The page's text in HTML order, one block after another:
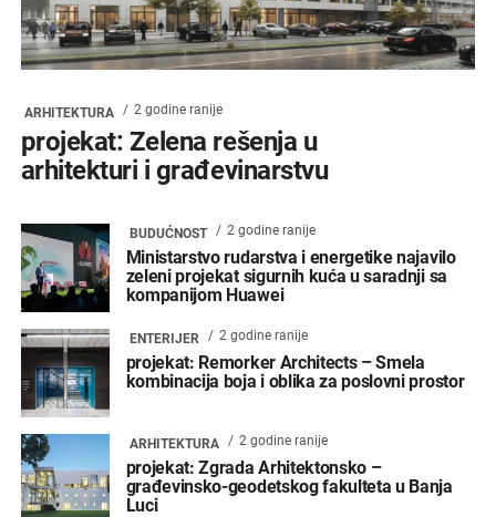
ARHITEKTURA 2 godine ranije
projekat: Zelena rešenja u
arhitekturi i građevinarstvu
BUDUĆNOST 2 godine ranije
Ministarstvo rudarstva i energetike najavilo
zeleni projekat sigurnih kuća u saradnji sa
kompanijom Huawei
ENTERIJER 2 godine ranije
projekat: Remorker Architects – Smela
kombinacija boja i oblika za poslovni prostor
ARHITEKTURA 2 godine ranije
projekat: Zgrada Arhitektonsko –
građevinsko-geodetskog fakulteta u Banja
Luci